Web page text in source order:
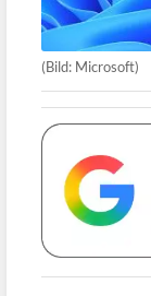
(Bild: Microsoft)